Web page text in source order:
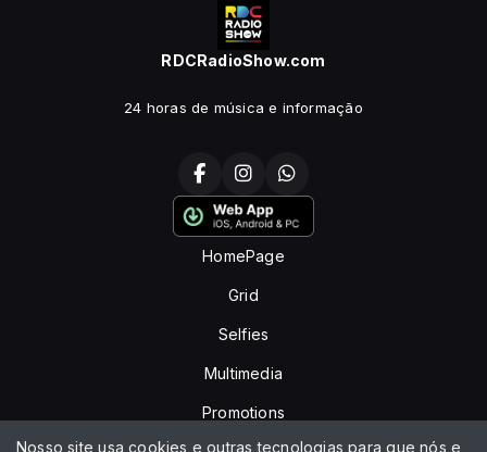
RDCRadioShow.com
24 horas de música e informação
HomePage
Grid
Selfies
Multimedia
Promotions
Nosso site usa cookies e outras tecnologias para que nós e